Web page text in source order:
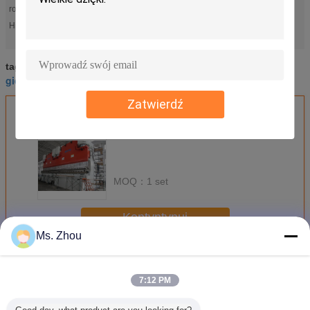
Zatwierdź
robocza:
High Light:
tagi: giętarka do rur kwadratowych
giętarka do rur kwadratowych
Uzyskaj najlepszą cenę za
MOQ： 1 set
Kontyntynuj
JeszczeMaszyna do robienia rur
Ms. Zhou
7:12 PM